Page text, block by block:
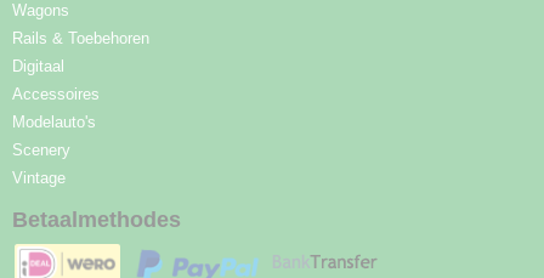
Wagons
Rails & Toebehoren
Digitaal
Accessoires
Modelauto's
Scenery
Vintage
Betaalmethodes